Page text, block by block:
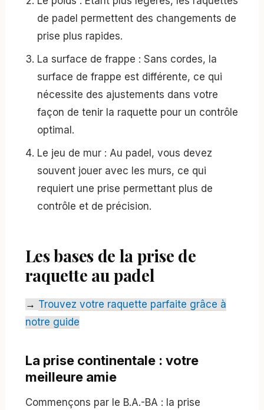
de padel permettent des changements de
prise plus rapides.
La surface de frappe : Sans cordes, la
surface de frappe est différente, ce qui
nécessite des ajustements dans votre
façon de tenir la raquette pour un contrôle
optimal.
Le jeu de mur : Au padel, vous devez
souvent jouer avec les murs, ce qui
requiert une prise permettant plus de
contrôle et de précision.
Les bases de la prise de
raquette au padel
→ Trouvez votre raquette parfaite grâce à
notre guide
La prise continentale : votre
meilleure amie
Commençons par le B.A.-BA : la prise